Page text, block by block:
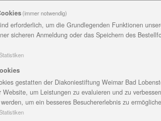
(immer notwendig)
erforderlich, um die Grundlegenden Funktionen
sicheren Anmeldung oder das Speichern des
gestatten der Diakoniestiftung Weimar Bad
Website, um Leistungen zu evaluieren und zu
um ein besseres Besuchererlebnis zu